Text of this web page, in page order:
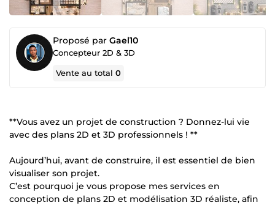
Proposé par Gael10
Concepteur 2D & 3D
Vente au total0
**Vous avez un projet de construction ? Donnez-lui vie
avec des plans 2D et 3D professionnels ! **
Aujourd’hui, avant de construire, il est essentiel de bien
visualiser son projet.
C’est pourquoi je vous propose mes services en
conception de plans 2D et modélisation 3D réaliste, afin